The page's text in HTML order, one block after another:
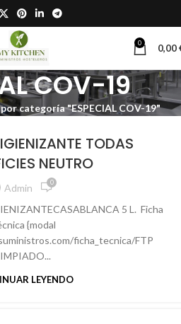
0 0,00
COV-19
categoría "ESPECIAL COV-19"
TODAS
NEUTRO
Admin 0
5 L. Ficha
{modal
ficha_tecnica/FTP
LEYENDO